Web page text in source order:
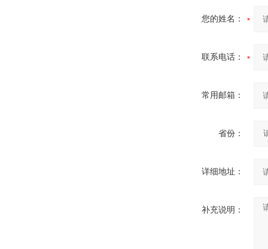
您的姓名：
联系电话：
常用邮箱：
省份：
详细地址：
补充说明：